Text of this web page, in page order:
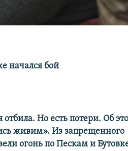
начался бой
Но есть потери. Об
живим». Из запрещенного
огонь по Пескам и